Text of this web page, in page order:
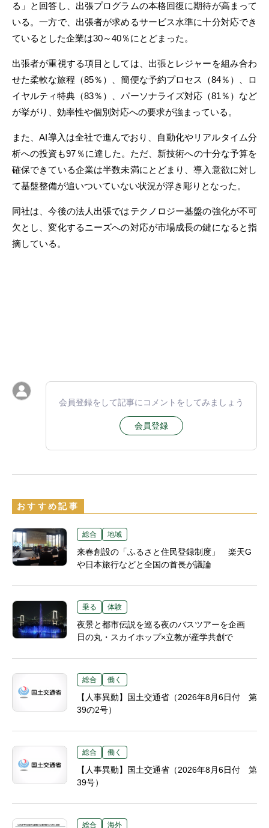
る」と回答し、出張プログラムの本格回復に期待が高まって
いる。一方で、出張者が求めるサービス水準に十分対応でき
ているとした企業は30～40％にとどまった。
出張者が重視する項目としては、出張とレジャーを組み合わ
せた柔軟な旅程（85％）、簡便な予約プロセス（84％）、ロ
イヤルティ特典（83％）、パーソナライズ対応（81％）など
が挙がり、効率性や個別対応への要求が強まっている。
また、AI導入は全社で進んでおり、自動化やリアルタイム分
析への投資も97％に達した。ただ、新技術への十分な予算を
確保できている企業は半数未満にとどまり、導入意欲に対し
て基盤整備が追いついていない状況が浮き彫りとなった。
同社は、今後の法人出張ではテクノロジー基盤の強化が不可
欠とし、変化するニーズへの対応が市場成長の鍵になると指
摘している。
会員登録をして記事にコメントをしてみましょう
会員登録
おすすめ記事
総合 地域
来春創設の「ふるさと住民登録制度」 楽天G
や日本旅行などと全国の首長が議論
乗る 体験
夜景と都市伝説を巡る夜のバスツアーを企画
日の丸・スカイホップ×立教が産学共創で
総合 働く
【人事異動】国土交通省（2026年8月6日付 第
39の2号）
総合 働く
【人事異動】国土交通省（2026年8月6日付 第
39号）
総合 海外